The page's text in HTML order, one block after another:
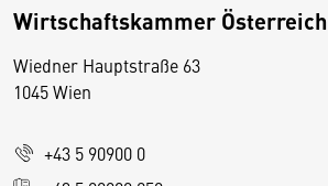
Wirtschaftskammer Österreich
Wiedner Hauptstraße 63
1045 Wien
+43 5 90900 0
D
s